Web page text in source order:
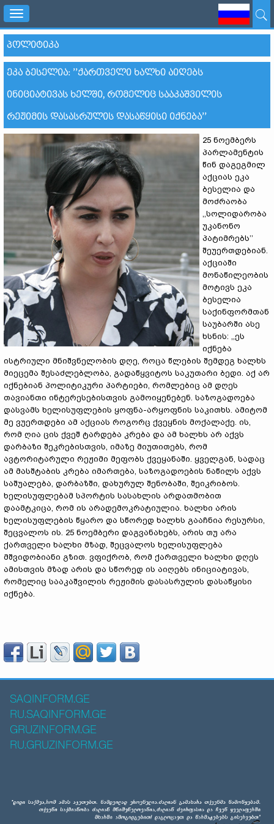
Toggle
navigation
ᲞᲝᲚᲘᲢᲘᲙᲐ
ᲔᲙᲐ ᲑᲔᲡᲔᲚᲘᲐ: ’’ᲥᲐᲠᲗᲕᲔᲚᲘ ᲮᲐᲚᲮᲘ ᲐᲘᲦᲔᲑᲡ
ᲘᲜᲘᲪᲘᲐᲢᲘᲕᲐᲡ ᲮᲔᲚᲨᲘ, ᲠᲝᲛᲔᲚᲘᲪ ᲡᲐᲐᲙᲐᲨᲕᲘᲚᲘᲡ
ᲠᲔᲟᲘᲛᲘᲡ ᲓᲐᲡᲐᲡᲠᲣᲚᲘᲡ ᲓᲐᲡᲐᲬᲧᲘᲡᲘ ᲘᲥᲜᲔᲑᲐ’’
25 ნოემბერს
პარლამენტის
წინ დაგეგმილ
აქციას ეკა
ბესელია და
მოძრაობა
,,სოლიდარობა
უკანონო
პატიმრებს’’
შეუერთდებიან.
აქციაში
მონაწილეობის
მოტივს ეკა
ბესელია
საქინფორმთან
საუბარში ასე
ხსნის: ,,ეს
იქნება
ისტრიული მნიშვნელობის დღე, როცა წლების შემდეგ ხალხს
მიეცემა შესაძლებლობა, გადაწყვიტოს საკუთარი ბედი. აქ არ
იქნებიან პოლიტიკური პარტიები, რომლებიც ამ დღეს
თავიანთი ინტერესებისთვის გამოიყენებენ. საზოგადოება
დასვამს ხელისუფლების ყოფნა-არყოფნის საკითხს. ამიტომ
მე ვუერთდები ამ აქციას როგორც ქვეყნის მოქალაქე. ის,
რომ ღია ცის ქვეშ ტარდება კრება და ამ ხალხს არ აქვს
დარბაზი შეკრებისთვის, იმაზე მიუთითებს, რომ
ავტორიტარული რეჟიმი მეფობს ქვეყანაში. ყველგან, სადაც
ამ მასშტაბის კრება იმართება, საზოგადოების ნაწილს აქვს
საშუალება, დარბაზში, დახურულ შენობაში, შეიკრიბოს.
ხელისუფლებამ სპორტის სასახლის არდათმობით
დაამტკიცა, რომ ის არადემოკრატიულია. ხალხი არის
ხელისუფლების წყარო და სწორედ ხალხს გააჩნია რესურსი,
შეცვალოს ის. 25 ნოემბერი დაგვანახებს, არის თუ არა
ქართველი ხალხი მზად, შეცვალოს ხელისუფლება
მშვიდობიანი გზით. ვფიქრობ, რომ ქართველი ხალხი დღეს
ამისთვის მზად არის და სწორედ ის აიღებს ინიციატივას,
რომელიც სააკაშვილის რეჟიმის დასასრულის დასაწყისი
იქნება.
SAQINFORM.GE
RU.SAQINFORM.GE
GRUZINFORM.GE
RU.GRUZINFORM.GE